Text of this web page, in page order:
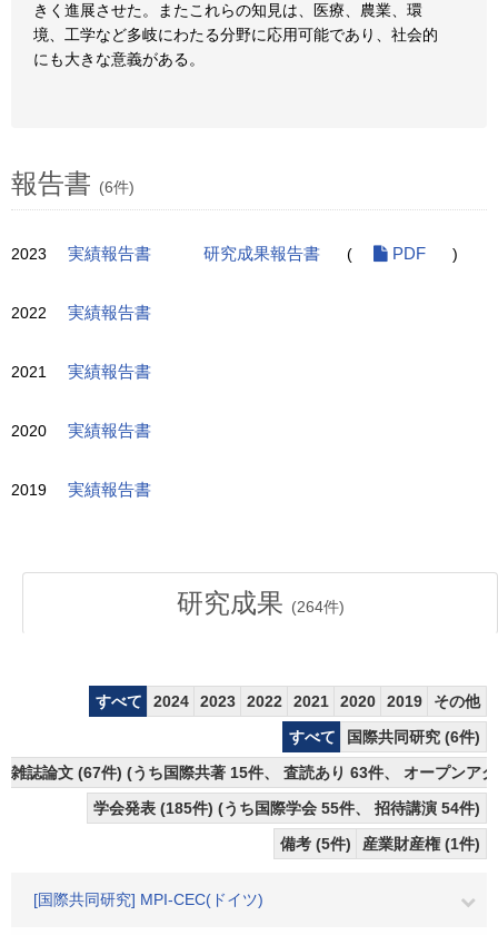
きく進展させた。またこれらの知見は、医療、農業、環
境、工学など多岐にわたる分野に応用可能であり、社会的
にも大きな意義がある。
報告書 (6件)
2023 実績報告書 研究成果報告書 ( PDF )
2022 実績報告書
2021 実績報告書
2020 実績報告書
2019 実績報告書
研究成果 (264件)
すべて 2024 2023 2022 2021 2020 2019
その他
すべて
国際共同研究 (6件)
雑誌論文 (67件) (うち国際共著 15件、 査読あり 63件、 オープンア
学会発表 (185件) (うち国際学会 55件、 招待講演 54件)
備考 (5件)
産業財産権 (1件)
[国際共同研究] MPI-CEC(ドイツ)